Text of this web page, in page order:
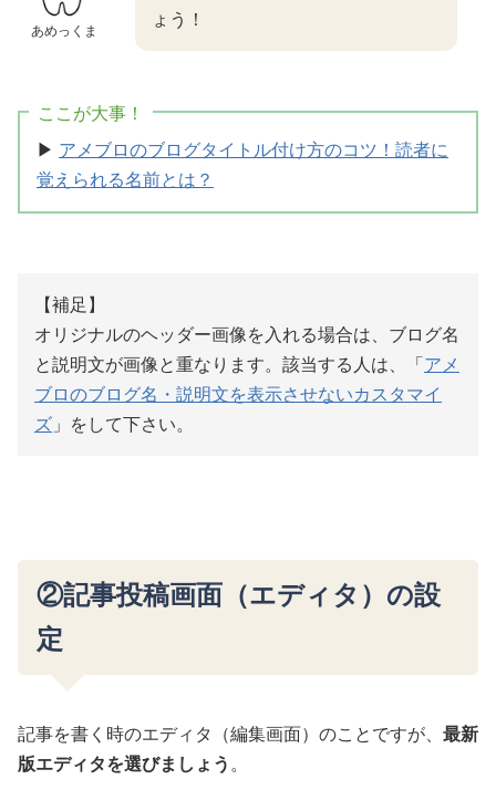
あめっくま
ょう！
ここが大事！
▶ アメブロのブログタイトル付け方のコツ！読者に
覚えられる名前とは？
【補足】
オリジナルのヘッダー画像を入れる場合は、ブログ名
と説明文が画像と重なります。該当する人は、「 アメ
ブロのブログ名・説明文を表示させないカスタマイ
ズ 」をして下さい。
②記事投稿画面（エディタ）の設
定
記事を書く時のエディタ（編集画面）のことですが、 最新
版エディタを選びましょう 。